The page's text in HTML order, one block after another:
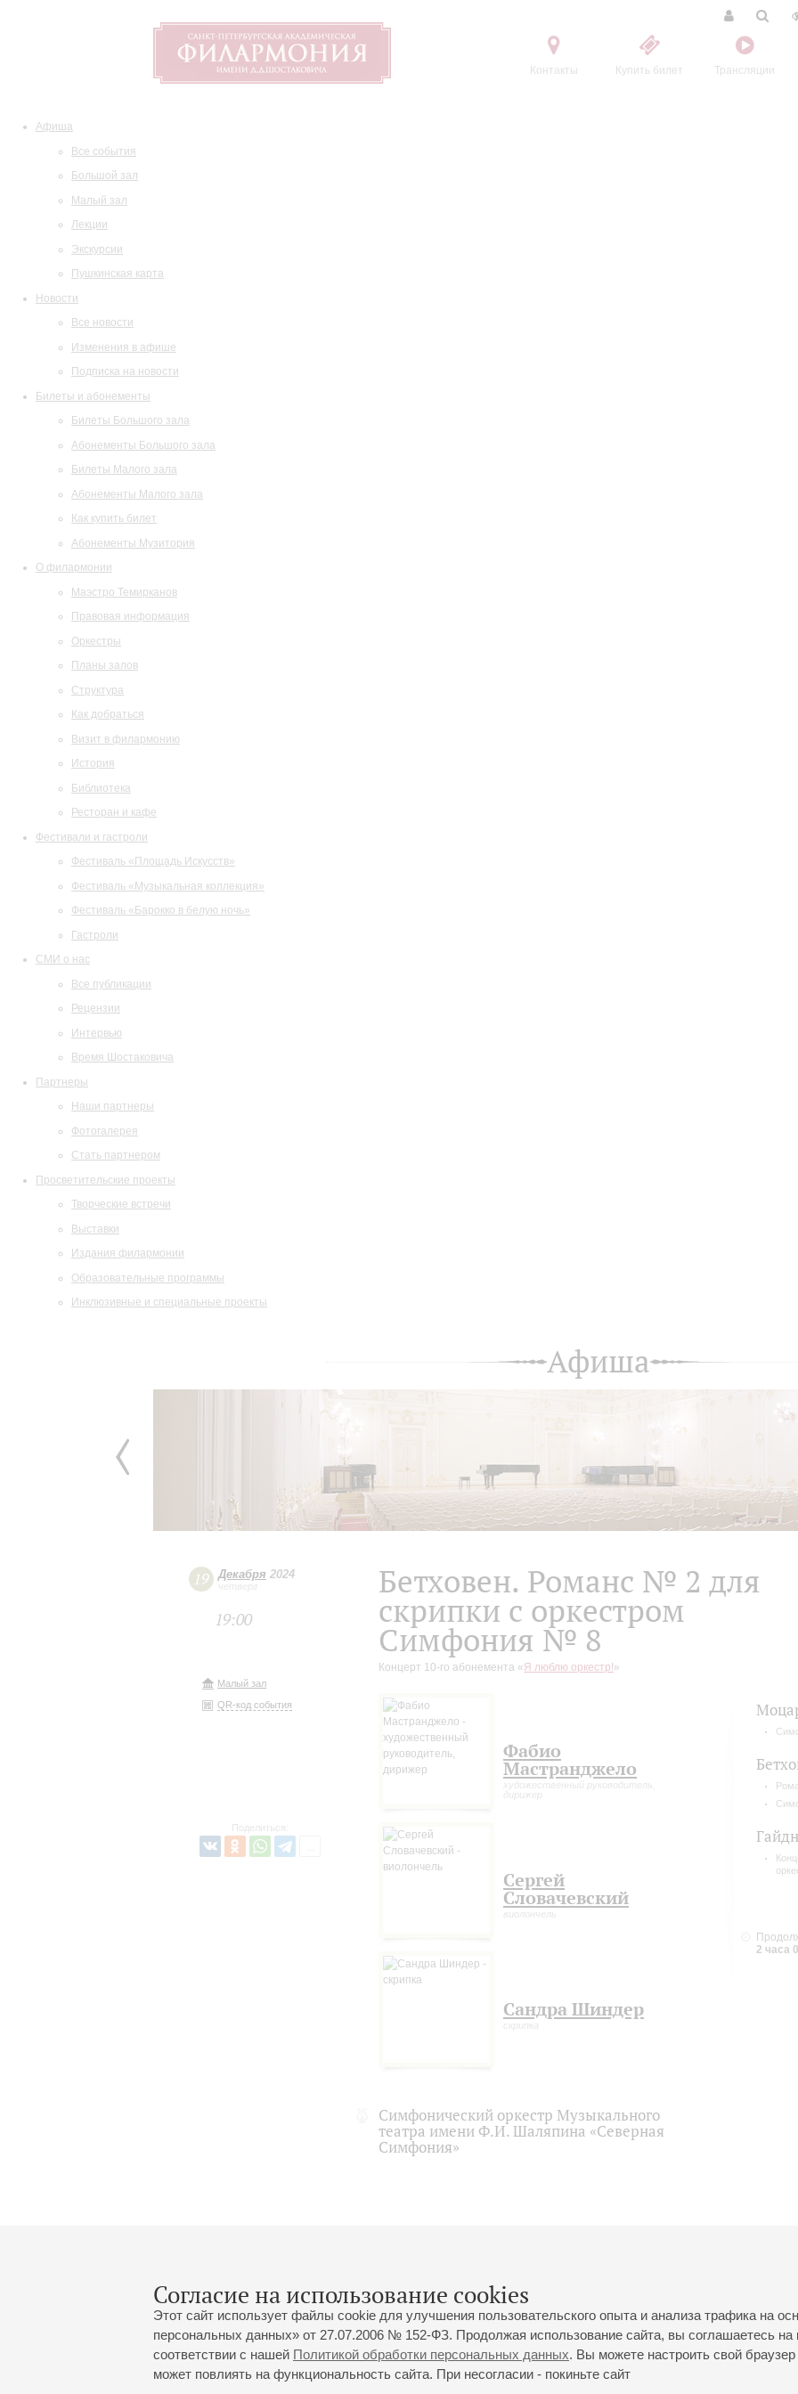
Контакты Купить билет Трансляции
Афиша
Все события
Большой зал
Малый зал
Лекции
Экскурсии
Пушкинская карта
Новости
Все новости
Изменения в афише
Подписка на новости
Билеты и абонементы
Билеты Большого зала
Абонементы Большого зала
Билеты Малого зала
Абонементы Малого зала
Как купить билет
Абонементы Музитория
О филармонии
Маэстро Темирканов
Правовая информация
Оркестры
Планы залов
Структура
Как добраться
Визит в филармонию
История
Библиотека
Ресторан и кафе
Фестивали и гастроли
Фестиваль «Площадь Искусств»
Фестиваль «Музыкальная коллекция»
Фестиваль «Барокко в белую ночь»
Гастроли
СМИ о нас
Все публикации
Рецензии
Интервью
Время Шостаковича
Партнеры
Наши партнеры
Фотогалерея
Стать партнером
Просветительские проекты
Творческие встречи
Выставки
Издания филармонии
Образовательные программы
Инклюзивные и специальные проекты
Согласие на использование cookies
Этот сайт использует файлы cookie для улучшения пользовательского опыта и анализа трафика на
персональных данных» от 27.07.2006 № 152-ФЗ. Продолжая использование сайта, вы соглашаетесь
соответствии с нашей Политикой обработки персональных данных. Вы можете настроить свой
может повлиять на функциональность сайта. При несогласии - покиньте сайт
Афиша
19 Декабря 2024
четверг
19:00
Малый зал
QR-код события
Поделиться:
Бетховен. Романс № 2 для
скрипки с оркестром
Симфония № 8
Концерт 10-го абонемента «Я люблю оркестр!»
Фабио
Мастранджело
художественный руководитель,
дирижер
Сергей
Словачевский
виолончель
Сандра Шиндер
скрипка
Симфонический оркестр Музыкального
театра имени Ф.И. Шаляпина «Северная
Симфония»
Гайдн
2 часа